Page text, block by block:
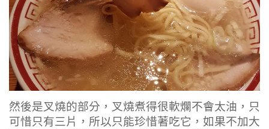
然後是叉燒的部分，叉燒煮得很軟爛不會太油，只
可惜只有三片，所以只能珍惜著吃它，如果不加大